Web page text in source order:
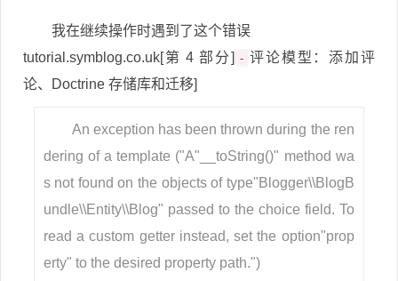
我在继续操作时遇到了这个错误
tutorial.symblog.co.uk[第 4 部分] - 评论模型：添加评
论、Doctrine 存储库和迁移]
An exception has been thrown during the ren
dering of a template ("A"__toString()" method wa
s not found on the objects of type"Blogger\\BlogB
undle\\Entity\\Blog" passed to the choice field. To
read a custom getter instead, set the option"prop
erty" to the desired property path.")